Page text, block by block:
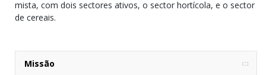
mista, com dois sectores ativos, o sector hortícola, e o sector
de cereais.
Missão